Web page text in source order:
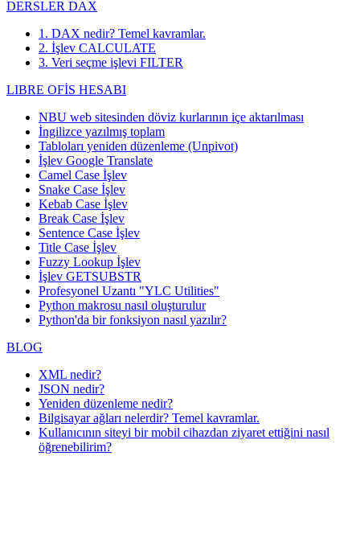
DERSLER DAX
1. DAX nedir? Temel kavramlar.
2. İşlev CALCULATE
3. Veri seçme işlevi FILTER
LIBRE OFİS HESABI
NBU web sitesinden döviz kurlarının içe aktarılması
İngilizce yazılmış toplam
Tabloları yeniden düzenleme (Unpivot)
İşlev Google Translate
Camel Case İşlev
Snake Case İşlev
Kebab Case İşlev
Break Case İşlev
Sentence Case İşlev
Title Case İşlev
Fuzzy Lookup İşlev
İşlev GETSUBSTR
Profesyonel Uzantı "YLC Utilities"
Python makrosu nasıl oluşturulur
Python'da bir fonksiyon nasıl yazılır?
BLOG
XML nedir?
JSON nedir?
Yeniden düzenleme nedir?
Bilgisayar ağları nelerdir? Temel kavramlar.
Kullanıcının siteyi bir mobil cihazdan ziyaret ettiğini nasıl
öğrenebilirim?